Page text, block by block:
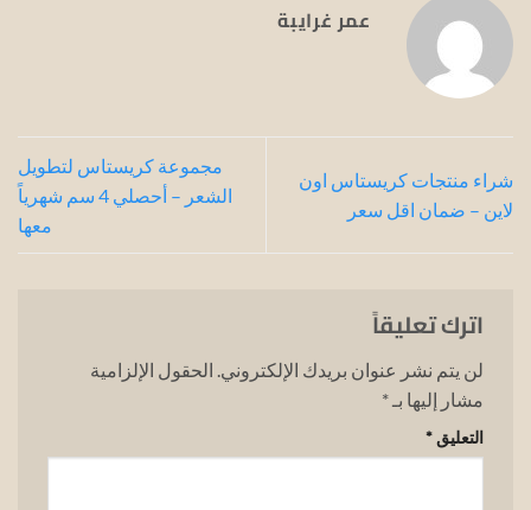
عمر غرايبة
شراء منتجات كريستاس اون
لاين – ضمان اقل سعر
مجموعة كريستاس لتطويل
الشعر – أحصلي 4 سم شهرياً
معها
اترك تعليقاً
لن يتم نشر عنوان بريدك الإلكتروني. الحقول الإلزامية
مشار إليها بـ *
التعليق *